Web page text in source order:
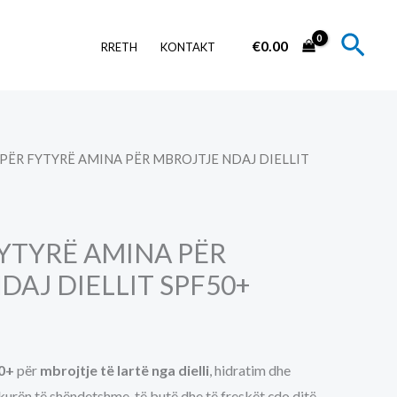
RRETH KONTAKT €0.00
FYTYRË AMINA PËR MBROJTJE NDAJ DIELLIT
AMINA PËR
DIELLIT SPF50+
për mbrojtje të lartë nga dielli , hidratim dhe